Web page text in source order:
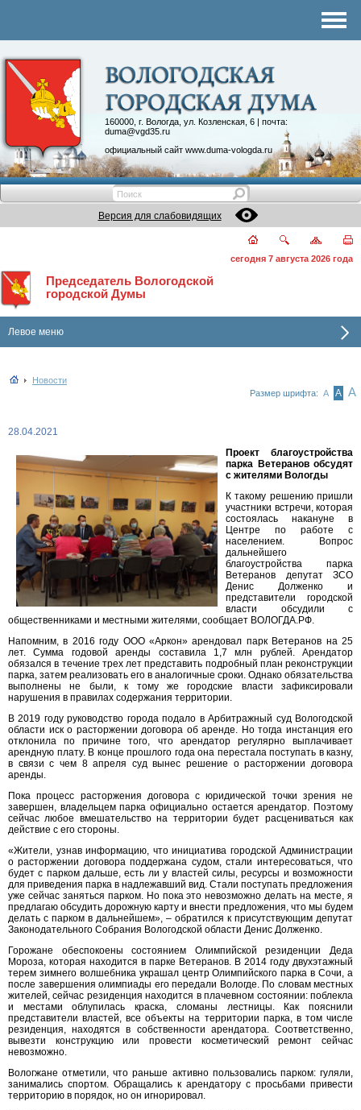
160000, г. Вологда, ул. Козленская, 6 | почта:
duma@vgd35.ru
официальный сайт www.duma-vologda.ru
Контакты
Депутатские объединения
Версия для слабовидящих
сегодня 7 августа 2026 года
Председатель Вологодской
городской Думы
Левое меню
Новости
Размер шрифта: А А А
28.04.2021
Проект благоустройства
парка Ветеранов обсудят
с жителями Вологды
К такому решению пришли
участники встречи, которая
состоялась накануне в
Центре по работе с
населением. Вопрос
дальнейшего
благоустройства парка
Ветеранов депутат ЗСО
Денис Долженко и
представители городской
власти обсудили с
общественниками и местными жителями, сообщает ВОЛОГДА.РФ.
Напомним, в 2016 году ООО «Аркон» арендовал парк Ветеранов на 25
лет. Сумма годовой аренды составила 1,7 млн рублей. Арендатор
обязался в течение трех лет представить подробный план реконструкции
парка, затем реализовать его в аналогичные сроки. Однако обязательства
выполнены не были, к тому же городские власти зафиксировали
нарушения в правилах содержания территории.
В 2019 году руководство города подало в Арбитражный суд Вологодской
области иск о расторжении договора об аренде. Но тогда инстанция его
отклонила по причине того, что арендатор регулярно выплачивает
арендную плату. В конце прошлого года она перестала поступать в казну,
в связи с чем 8 апреля суд вынес решение о расторжении договора
аренды.
Пока процесс расторжения договора с юридической точки зрения не
завершен, владельцем парка официально остается арендатор. Поэтому
сейчас любое вмешательство на территории будет расцениваться как
действие с его стороны.
«Жители, узнав информацию, что инициатива городской Администрации
о расторжении договора поддержана судом, стали интересоваться, что
будет с парком дальше, есть ли у властей силы, ресурсы и возможности
для приведения парка в надлежавший вид. Стали поступать предложения
уже сейчас заняться парком. Но пока это невозможно делать на месте, я
предлагаю обсудить дорожную карту и внести предложения, что мы будем
делать с парком в дальнейшем», – обратился к присутствующим депутат
Законодательного Собрания Вологодской области Денис Долженко.
Горожане обеспокоены состоянием Олимпийской резиденции Деда
Мороза, которая находится в парке Ветеранов. В 2014 году двухэтажный
терем зимнего волшебника украшал центр Олимпийского парка в Сочи, а
после завершения олимпиады его передали Вологде. По словам местных
жителей, сейчас резиденция находится в плачевном состоянии: поблекла
и местами облупилась краска, сломаны лестницы. Как пояснили
представители властей, все объекты на территории парка, в том числе
резиденция, находятся в собственности арендатора. Соответственно,
вывезти конструкцию или провести косметический ремонт сейчас
невозможно.
Вологжане отметили, что раньше активно пользовались парком: гуляли,
занимались спортом. Обращались к арендатору с просьбами привести
территорию в порядок, но он игнорировал.